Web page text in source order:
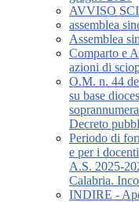
AVVISO
assemblea
Assemblea
Comparto e
azioni di
O.M. n. 44
su base
Decreto
Periodo di
e per i
A.S. 2025-
Calabria.
INDIRE -